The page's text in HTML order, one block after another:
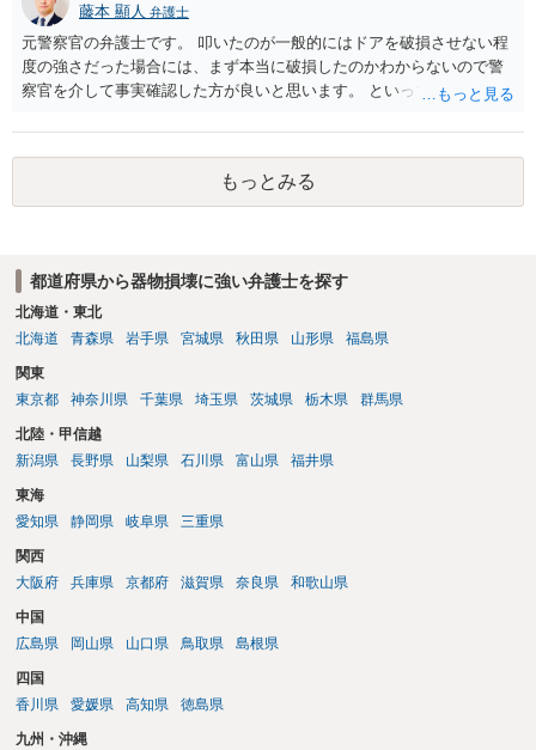
藤本 顯人 弁護士
元警察官の弁護士です。 叩いたのが一般的にはドアを破損させない程
度の強さだった場合には、まず本当に破損したのかわからないので警
察官を介して事実確認した方が良いと思います。 といっても教えても
の強さでは叩いていないし、その後にドアを見る限り明確に壊れた痕
跡がなかったことを述べるのが良いのではないでしょうか。 また、示
談についても、そもそも破損させていないのであれば賠償義務はない
ですし、また不当に高額なのであれば仮に壊したのが事実だったとし
もっとみる
都道府県から器物損壊に強い弁護士を探す
北海道・東北
北海道
青森県 岩手県 宮城県 秋田県 山形県 福島県
関東
東京都
神奈川県 千葉県 埼玉県 茨城県 栃木県 群馬県
北陸・甲信越
新潟県
長野県 山梨県 石川県 富山県 福井県
東海
愛知県
静岡県 岐阜県 三重県
関西
大阪府
兵庫県 京都府 滋賀県 奈良県 和歌山県
中国
広島県
岡山県 山口県 鳥取県 島根県
四国
香川県
愛媛県 高知県 徳島県
九州・沖縄